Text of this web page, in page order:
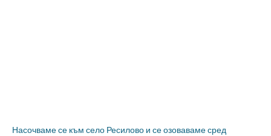
Насочваме се към село Ресилово и се озоваваме сред